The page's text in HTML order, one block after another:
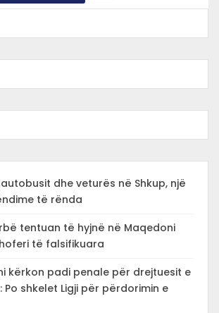
dhe veturës në Shkup, një
të rënda
tentuan të hyjnë në Maqedoni
të falsifikuara
kërkon padi penale për drejtuesit e
Po shkelet Ligji për përdorimin e